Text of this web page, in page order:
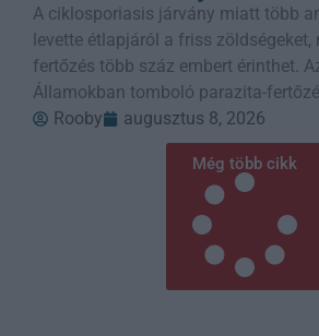
A ciklosporiasis járvány miatt több
levette étlapjáról a friss zöldségeket,
fertőzés több száz embert érinthet.
Államokban tomboló parazita-
Rooby
augusztus 8, 2026
Még több cikk